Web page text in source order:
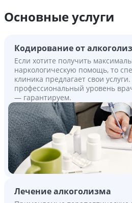
Основные услуги
Кодирование от
Если хотите получить
наркологическую помощь, то
клиника предлагает свои
профессиональный уровень
— гарантируем.
Лечение алкоголизма